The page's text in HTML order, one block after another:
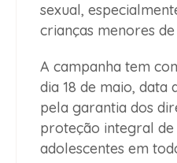
sexual,
crianças menores de
A campanha tem
dia 18 de maio, data
pela garantia dos
proteção integral de
adolescentes em